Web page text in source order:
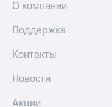
О компании
Поддержка
Контакты
Новости
Акции